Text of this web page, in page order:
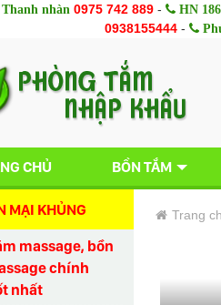
nhàn 0975 742 889 - HN
0938155444-
CHỦ BỒN TẮM
MẠI KHỦNG
massage, bồn
chính
nhất
Trang